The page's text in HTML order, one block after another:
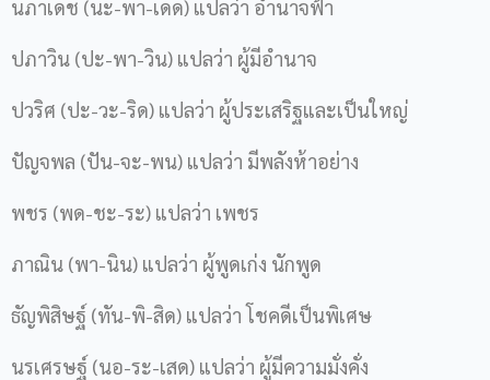
นภาเดช (นะ-พา-เดด) แปลว่า อำนาจฟ้า
ปภาวิน (ปะ-พา-วิน) แปลว่า ผู้มีอำนาจ
ปวริศ (ปะ-วะ-ริด) แปลว่า ผู้ประเสริฐและเป็นใหญ่
ปัญจพล (ปัน-จะ-พน) แปลว่า มีพลังห้าอย่าง
พชร (พด-ชะ-ระ) แปลว่า เพชร
ภาณิน (พา-นิน) แปลว่า ผู้พูดเก่ง นักพูด
ธัญพิสิษฐ์ (ทัน-พิ-สิด) แปลว่า โชคดีเป็นพิเศษ
นรเศรษฐ์ (นอ-ระ-เสด) แปลว่า ผู้มีความมั่งคั่ง